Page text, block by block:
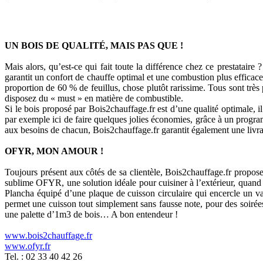
UN BOIS DE QUALITÉ, MAIS PAS QUE !
Mais alors, qu’est-ce qui fait toute la différence chez ce prestataire
garantit un confort de chauffe optimal et une combustion plus
proportion de 60 % de feuillus, chose plutôt rarissime. Tous sont
disposez du « must » en matière de combustible.
Si le bois proposé par Bois2chauffage.fr est d’une qualité
par exemple ici de faire quelques jolies économies, grâce à un
aux besoins de chacun, Bois2chauffage.fr garantit également une
OFYR, MON AMOUR !
Toujours présent aux côtés de sa clientèle, Bois2chauffage.fr
sublime OFYR, une solution idéale pour cuisiner à l’extérieur,
Plancha équipé d’une plaque de cuisson circulaire qui encercle un
permet une cuisson tout simplement sans fausse note, pour des
une palette d’1m3 de bois… A bon entendeur !
www.bois2chauffage.fr
www.ofyr.fr
Tel. : 02 33 40 42 26